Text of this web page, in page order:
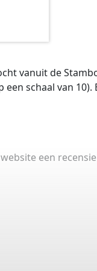
vanuit de
een schaal van 10).
een